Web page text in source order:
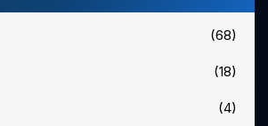
(68)
(18)
(4)